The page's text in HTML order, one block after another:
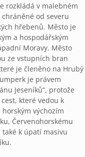
rozkládá v malebném
od severu
hřebenů. Město je
a hospodářským
Moravy. Město
ze vstupních bran
je členěno na Hrubý
je právem
Jeseníků“, protože
které vedou k
výchozím
Červenohorskému
také k úpatí masivu